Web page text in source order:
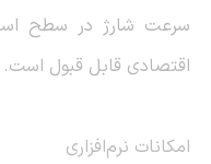
سرعت شارژ در سطح
اقتصادی قابل قبول است.
امکانات نرم‌افزاری